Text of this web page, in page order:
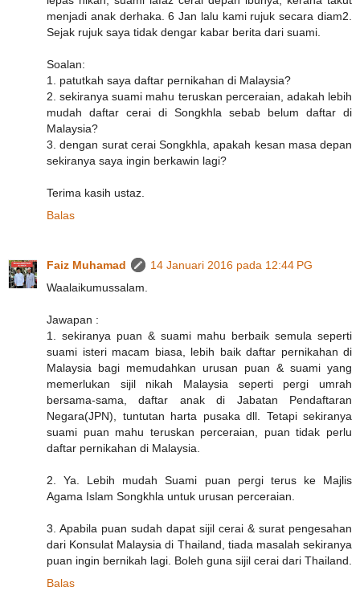
menjadi anak derhaka. 6 Jan lalu kami rujuk secara diam2.
Sejak rujuk saya tidak dengar kabar berita dari suami.
Soalan:
1. patutkah saya daftar pernikahan di Malaysia?
2. sekiranya suami mahu teruskan perceraian, adakah lebih
mudah daftar cerai di Songkhla sebab belum daftar di
Malaysia?
3. dengan surat cerai Songkhla, apakah kesan masa depan
sekiranya saya ingin berkawin lagi?
Terima kasih ustaz.
Balas
Faiz Muhamad
14 Januari 2016 pada 12:44 PG
Waalaikumussalam.
Jawapan :
1. sekiranya puan & suami mahu berbaik semula seperti
suami isteri macam biasa, lebih baik daftar pernikahan di
Malaysia bagi memudahkan urusan puan & suami yang
memerlukan sijil nikah Malaysia seperti pergi umrah
bersama-sama, daftar anak di Jabatan Pendaftaran
Negara(JPN), tuntutan harta pusaka dll. Tetapi sekiranya
suami puan mahu teruskan perceraian, puan tidak perlu
daftar pernikahan di Malaysia.
2. Ya. Lebih mudah Suami puan pergi terus ke Majlis
Agama Islam Songkhla untuk urusan perceraian.
3. Apabila puan sudah dapat sijil cerai & surat pengesahan
dari Konsulat Malaysia di Thailand, tiada masalah sekiranya
puan ingin bernikah lagi. Boleh guna sijil cerai dari Thailand.
Balas